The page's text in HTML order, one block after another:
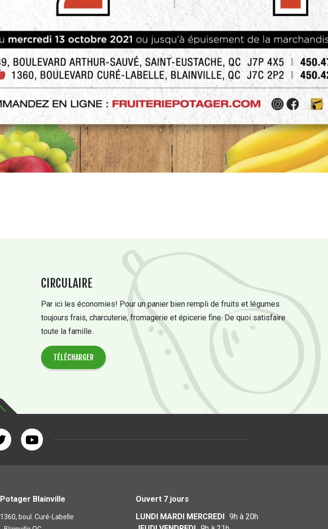
CIRCULAIRE
Par ici les économies! Pour un panier bien rempli de fruits et légumes
toujours frais, charcuterie, fromagerie et épicerie fine. De quoi satisfaire
toute la famille.
TÉLÉCHARGER
Potager Blainville
1360, boul. Curé-Labelle
Ouvert 7 jours
LUNDI MARDI MERCREDI 9h à 20h